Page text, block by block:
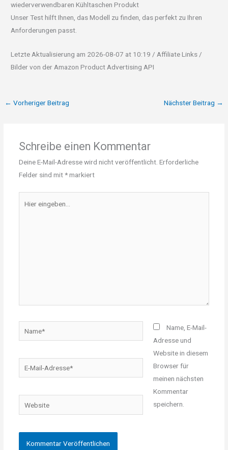
wiederverwendbaren Kühltaschen Produkt
Unser Test hilft Ihnen, das Modell zu finden, das perfekt zu Ihren
Anforderungen passt.
Letzte Aktualisierung am 2026-08-07 at 10:19 / Affiliate Links /
Bilder von der Amazon Product Advertising API
← Vorheriger Beitrag Nächster Beitrag →
Schreibe einen Kommentar
Deine E-Mail-Adresse wird nicht veröffentlicht. Erforderliche
Felder sind mit*markiert
eingeben…
Mail-
Website
Name, E-Mail-
Adresse und
Website in diesem
Browser für
meinen nächsten
Kommentar
speichern.